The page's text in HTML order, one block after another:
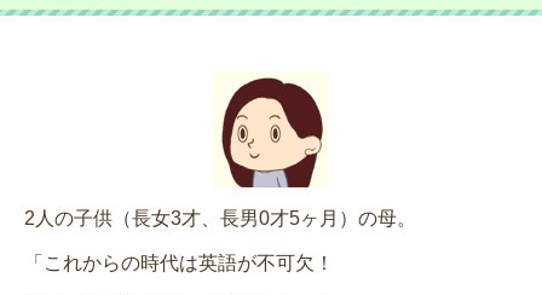
2人の子供（長女3才、長男0才5ヶ月）の母。
「これからの時代は英語が不可欠！